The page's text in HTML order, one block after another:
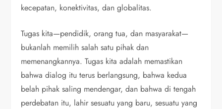
kecepatan, konektivitas, dan globalitas.
Tugas kita—pendidik, orang tua, dan masyarakat—
bukanlah memilih salah satu pihak dan
memenangkannya. Tugas kita adalah memastikan
bahwa dialog itu terus berlangsung, bahwa kedua
belah pihak saling mendengar, dan bahwa di tengah
perdebatan itu, lahir sesuatu yang baru, sesuatu yang